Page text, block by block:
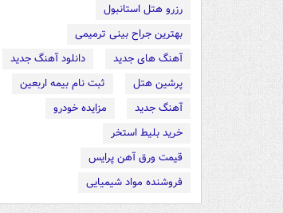
رزرو هتل استانبول
بهترین جراح بینی ترمیمی
آهنگ های جدید
دانلود آهنگ جدید
پرشین هتل
ثبت نام بیمه اربعین
آهنگ جدید
مزایده خودرو
خرید بلیط استخر
قیمت ورق آهن پرایس
فروشنده مواد شیمیایی